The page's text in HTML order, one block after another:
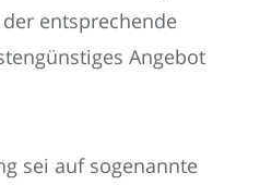
entsprechende
Angebot
sei auf sogenannte